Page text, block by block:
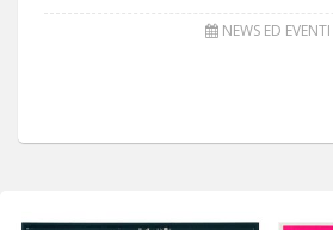
NEWS ED EVENTI